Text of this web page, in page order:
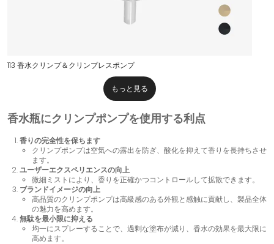
113 香水クリンプ＆クリンプレスポンプ
もっと見る
香水瓶にクリンプポンプを使用する利点
香りの完全性を保ちます
クリンプポンプは空気への露出を防ぎ、酸化を抑えて香りを長持ちさせ
ます。
ユーザーエクスペリエンスの向上
微細ミストにより、香りを正確かつコントロールして拡散できます。
ブランドイメージの向上
高品質のクリンプポンプは高級感のある外観と感触に貢献し、製品全体
の魅力を高めます。
無駄を最小限に抑える
均一にスプレーすることで、過剰な塗布が減り、香水の効果を最大限に
高めます。